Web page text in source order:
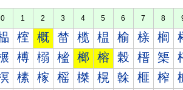
0 1 2 3 4 5 6 7 8
榁 概 榃 榄 榅 榆 榇 榈
榑 榒 榓 榔 榕 榖 榗 榘
榡 榢 榣 榤 榥 榦 榧 榨